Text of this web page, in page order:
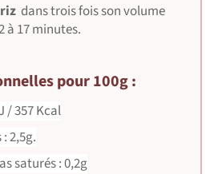
dans trois fois son volume
à 17 minutes.
pour 100g :
/357Kcal
2,5g.
saturés : 0,2g